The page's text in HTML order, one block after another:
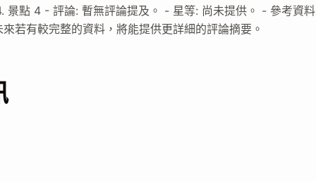
點 4 - 評論: 暫無評論提及。 - 星等: 尚未提供。 - 參考資
若有較完整的資料，將能提供更詳細的評論摘要。